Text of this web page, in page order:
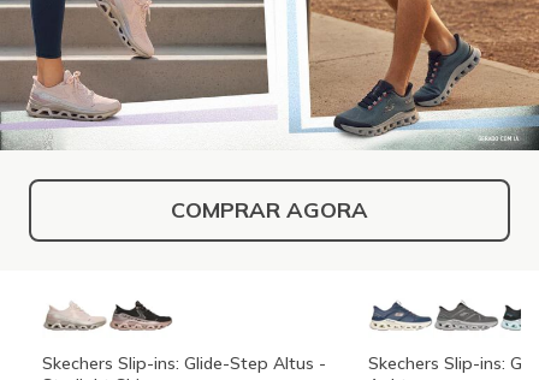
COMPRAR AGORA
Skechers Slip-ins: Glide-Step Altus -
Skechers Slip-ins: